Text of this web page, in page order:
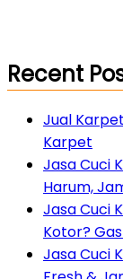
Recent
Jual
Karpet
Jasa Cuci
Harum,
Jasa Cuci
Kotor?
Jasa Cuci